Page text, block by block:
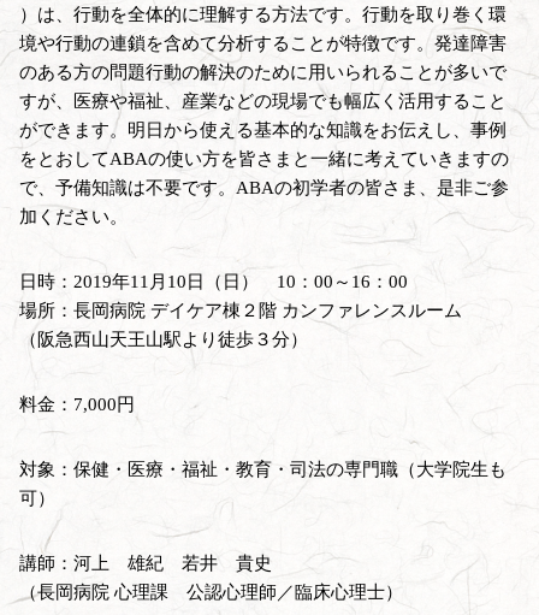
）は、行動を全体的に理解する方法です。行動を取り巻く環
境や行動の連鎖を含めて分析することが特徴です。発達障害
のある方の問題行動の解決のために用いられることが多いで
すが、医療や福祉、産業などの現場でも幅広く活用すること
ができます。明日から使える基本的な知識をお伝えし、事例
をとおしてABAの使い方を皆さまと一緒に考えていきますの
で、予備知識は不要です。ABAの初学者の皆さま、是非ご参
加ください。
日時：2019年11月10日（日） 10：00～16：00
場所：長岡病院 デイケア棟２階 カンファレンスルーム
（阪急西山天王山駅より徒歩３分）
料金：7,000円
対象：保健・医療・福祉・教育・司法の専門職（大学院生も
可）
講師：河上 雄紀 若井 貴史
（長岡病院 心理課 公認心理師／臨床心理士）